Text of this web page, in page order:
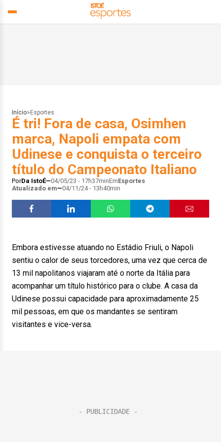
Início> Esportes
É tri! Fora de casa, Osimhen
marca, Napoli empata com
Udinese e conquista o terceiro
título do Campeonato Italiano
PorDa IstoÉ 04/05/23 - 17h37minEmEsportes
Atualizado em
04/11/24 - 13h40min
Embora estivesse atuando no Estádio Friuli, o Napoli
sentiu o calor de seus torcedores, uma vez que cerca de
13 mil napolitanos viajaram até o norte da Itália para
acompanhar um título histórico para o clube. A casa da
Udinese possui capacidade para aproximadamente 25
mil pessoas, em que os mandantes se sentiram
visitantes e vice-versa.